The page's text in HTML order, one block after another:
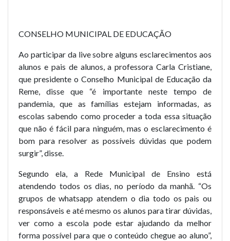
CONSELHO MUNICIPAL DE EDUCAÇÃO
Ao participar da live sobre alguns esclarecimentos aos
alunos e pais de alunos, a professora Carla Cristiane,
que presidente o Conselho Municipal de Educação da
Reme, disse que “é importante neste tempo de
pandemia, que as famílias estejam informadas, as
escolas sabendo como proceder a toda essa situação
que não é fácil para ninguém, mas o esclarecimento é
bom para resolver as possíveis dúvidas que podem
surgir”, disse.
Segundo ela, a Rede Municipal de Ensino está
atendendo todos os dias, no período da manhã. “Os
grupos de whatsapp atendem o dia todo os pais ou
responsáveis e até mesmo os alunos para tirar dúvidas,
ver como a escola pode estar ajudando da melhor
forma possível para que o conteúdo chegue ao aluno”,